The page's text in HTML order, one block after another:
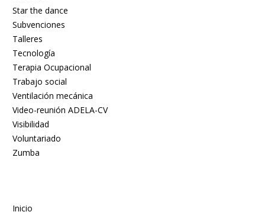
Star the dance
Subvenciones
Talleres
Tecnología
Terapia Ocupacional
Trabajo social
Ventilación mecánica
Video-reunión ADELA-CV
Visibilidad
Voluntariado
Zumba
Inicio